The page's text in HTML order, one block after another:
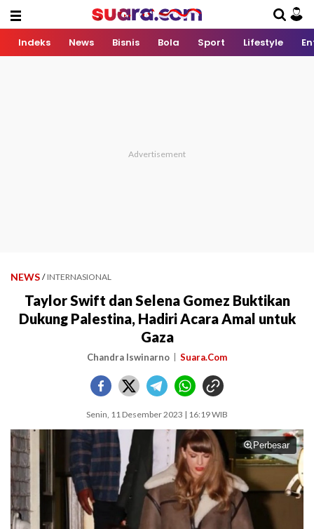
Indeks News Bisnis Bola Sport Lifestyle
NEWS / INTERNASIONAL
Taylor Swift dan Selena Gomez Buktikan
Dukung Palestina, Hadiri Acara Amal untuk
Gaza
Chandra Iswinarno Suara.Com
Senin, 11 Desember 2023 | 16:19 WIB
Perbesar